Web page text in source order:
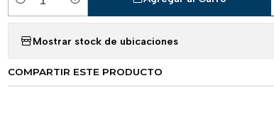
Cantidad
Mostrar stock de ubicaciones
COMPARTIR ESTE PRODUCTO